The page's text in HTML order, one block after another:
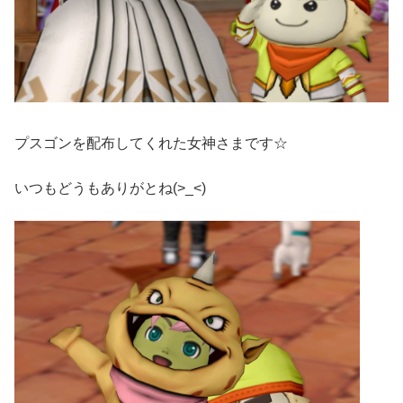
プスゴンを配布してくれた女神さまです☆
いつもどうもありがとね(>_<)ゞ